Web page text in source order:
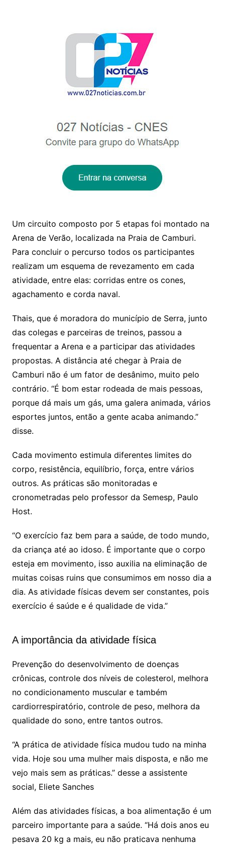
Um circuito composto por 5 etapas foi montado na
Arena de Verão, localizada na Praia de Camburi.
Para concluir o percurso todos os participantes
realizam um esquema de revezamento em cada
atividade, entre elas: corridas entre os cones,
agachamento e corda naval.
Thais, que é moradora do município de Serra, junto
das colegas e parceiras de treinos, passou a
frequentar a Arena e a participar das atividades
propostas. A distância até chegar à Praia de
Camburi não é um fator de desânimo, muito pelo
contrário. “É bom estar rodeada de mais pessoas,
porque dá mais um gás, uma galera animada, vários
esportes juntos, então a gente acaba animando.”
disse.
Cada movimento estimula diferentes limites do
corpo, resistência, equilíbrio, força, entre vários
outros. As práticas são monitoradas e
cronometradas pelo professor da Semesp, Paulo
Host.
“O exercício faz bem para a saúde, de todo mundo,
da criança até ao idoso. É importante que o corpo
esteja em movimento, isso auxilia na eliminação de
muitas coisas ruins que consumimos em nosso dia a
dia. As atividade físicas devem ser constantes, pois
exercício é saúde e é qualidade de vida.”
A importância da atividade física
Prevenção do desenvolvimento de doenças
crônicas, controle dos níveis de colesterol, melhora
no condicionamento muscular e também
cardiorrespiratório, controle de peso, melhora da
qualidade do sono, entre tantos outros.
“A prática de atividade física mudou tudo na minha
vida. Hoje sou uma mulher mais disposta, e não me
vejo mais sem as práticas.” desse a assistente
social, Eliete Sanches
Além das atividades físicas, a boa alimentação é um
parceiro importante para a saúde. “Há dois anos eu
pesava 20 kg a mais, eu não praticava nenhuma